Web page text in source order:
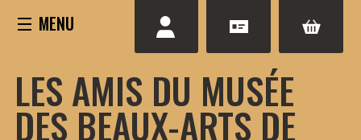
LES AMIS DU MUSÉE
DES BEAUX-ARTS DE